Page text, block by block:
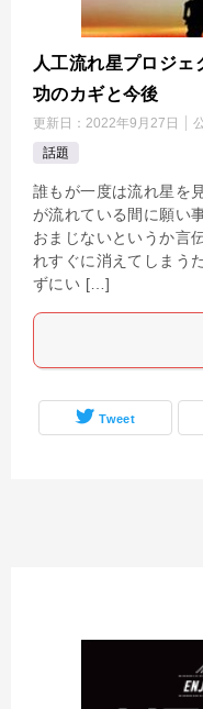
人工流れ星プロジ
功のカギと今後
更新日： 2022年9月27日
話題
誰もが一度は流れ星を
が流れている間に願い
おまじないというか言
れすぐに消えてしまう
ずにい […]
Tweet